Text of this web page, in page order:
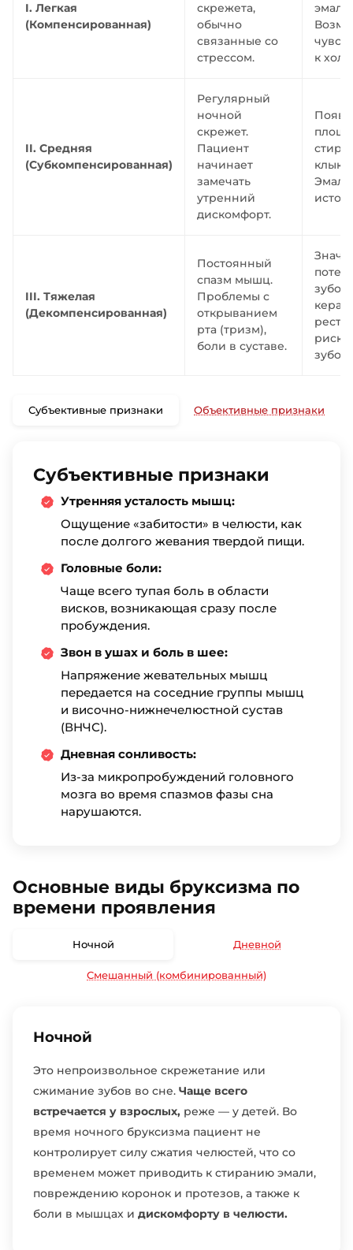
I. Легкая
(Компенсированная)
скрежета,
обычно
связанные со
стрессом.
эмали
к
II. Средняя
(Субкомпенсированная)
Регулярный
ночной
скрежет.
Пациент
начинает
замечать
утренний
дискомфорт.
Эмаль
III. Тяжелая
(Декомпенсированная)
Постоянный
спазм мышц.
Проблемы с
открыванием
рта (тризм),
боли в суставе.
риск
зубов.
Субъективные признаки Объективные признаки
Субъективные признаки
Утренняя усталость мышц:
Ощущение «забитости» в челюсти, как
после долгого жевания твердой пищи.
Головные боли:
Чаще всего тупая боль в области
висков, возникающая сразу после
пробуждения.
Звон в ушах и боль в шее:
Напряжение жевательных мышц
передается на соседние группы мышц
и височно-нижнечелюстной сустав
(ВНЧС).
Дневная сонливость:
Из-за микропробуждений головного
мозга во время спазмов фазы сна
нарушаются.
Основные виды бруксизма по
времени проявления
Ночной Дневной
Смешанный (комбинированный)
Ночной
Это непроизвольное скрежетание или
сжимание зубов во сне. Чаще всего
встречается у взрослых, реже — у детей. Во
время ночного бруксизма пациент не
контролирует силу сжатия челюстей, что со
временем может приводить к стиранию эмали,
повреждению коронок и протезов, а также к
боли в мышцах и дискомфорту в челюсти.